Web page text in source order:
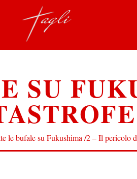
SU
le bufale su Fukushima /2 – Il pericolo